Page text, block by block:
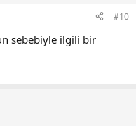
#10
sebebiyle ilgili bir